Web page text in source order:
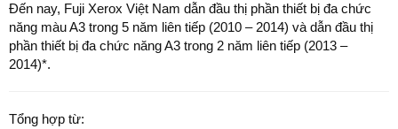
Đến nay, Fuji Xerox Việt Nam dẫn đầu thị phần thiết bị đa chức
năng màu A3 trong 5 năm liên tiếp (2010 – 2014) và dẫn đầu thị
phần thiết bị đa chức năng A3 trong 2 năm liên tiếp (2013 –
2014)*.
Tổng hợp từ: